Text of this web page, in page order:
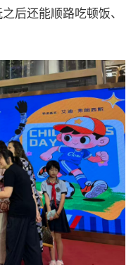
后还能顺路吃顿饭、